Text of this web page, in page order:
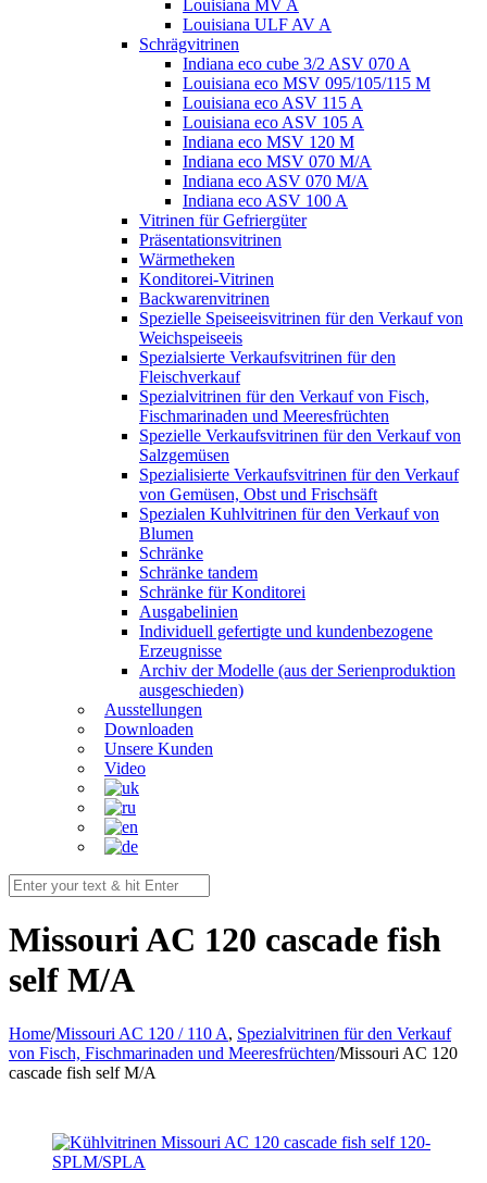
Louisiana MV A
Louisiana ULF AV A
Schrägvitrinen
Indiana eco cube 3/2 ASV 070 A
Louisiana eco MSV 095/105/115 M
Louisiana eco ASV 115 A
Louisiana eco ASV 105 A
Indiana eco MSV 120 M
Indiana eco MSV 070 M/A
Indiana eco ASV 070 M/A
Indiana eco ASV 100 A
Vitrinen für Gefriergüter
Präsentationsvitrinen
Wärmetheken
Konditorei-Vitrinen
Backwarenvitrinen
Spezielle Speiseeisvitrinen für den Verkauf von
Weichspeiseeis
Spezialsierte Verkaufsvitrinen für den
Fleischverkauf
Spezialvitrinen für den Verkauf von Fisch,
Fischmarinaden und Meeresfrüchten
Spezielle Verkaufsvitrinen für den Verkauf von
Salzgemüsen
Spezialisierte Verkaufsvitrinen für den Verkauf
von Gemüsen, Obst und Frischsäft
Spezialen Kuhlvitrinen für den Verkauf von
Blumen
Schränke
Schränke tandem
Schränke für Konditorei
Ausgabelinien
Individuell gefertigte und kundenbezogene
Erzeugnisse
Archiv der Modelle (aus der Serienproduktion
ausgeschieden)
Ausstellungen
Downloaden
Unsere Kunden
Video
Missouri AC 120 cascade fish
self M/A
Home/Missouri AC 120 / 110 A, Spezialvitrinen für den Verkauf
von Fisch, Fischmarinaden und Meeresfrüchten/Missouri AC 120
cascade fish self M/A